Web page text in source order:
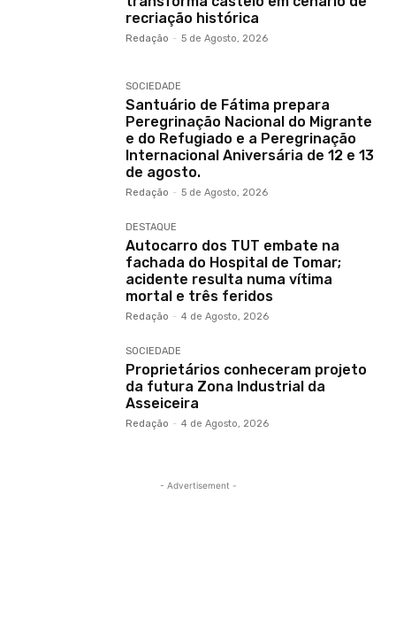
recriação histórica
Redação - 5 de Agosto, 2026
SOCIEDADE
Santuário de Fátima prepara
Peregrinação Nacional do Migrante
e do Refugiado e a Peregrinação
Internacional Aniversária de 12 e 13
de agosto.
Redação - 5 de Agosto, 2026
DESTAQUE
Autocarro dos TUT embate na
fachada do Hospital de Tomar;
acidente resulta numa vítima
mortal e três feridos
Redação - 4 de Agosto, 2026
SOCIEDADE
Proprietários conheceram projeto
da futura Zona Industrial da
Asseiceira
Redação - 4 de Agosto, 2026
- Advertisement -